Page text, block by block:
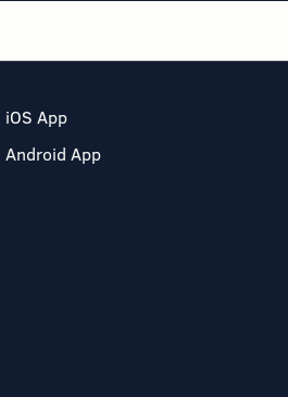
iOS App
Android App